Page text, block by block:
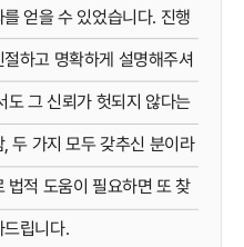
얻을 수 있었습니다. 진행
하고 명확하게 설명해주셔
도 그 신뢰가 헛되지 않다는
두 가지 모두 갖추신 분이라
법적 도움이 필요하면 또 찾